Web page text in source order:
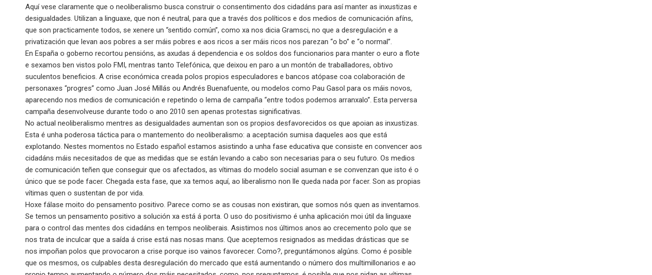
Aquí vese claramente que o neoliberalismo busca construir o consentimento dos cidadáns para así manter as inxustizas e
desigualdades. Utilizan a linguaxe, que non é neutral, para que a través dos políticos e dos medios de comunicación afíns,
que son practicamente todos, se xenere un “sentido común”, como xa nos dicia Gramsci, no que a desregulación e a
privatización que levan aos pobres a ser máis pobres e aos ricos a ser máis ricos nos parezan “o bo” e “o normal”.
En España o goberno recortou pensións, as axudas á dependencia e os soldos dos funcionarios para manter o euro a flote
e sexamos ben vistos polo FMI, mentras tanto Telefónica, que deixou en paro a un montón de traballadores, obtivo
suculentos beneficios. A crise económica creada polos propios especuladores e bancos atópase coa colaboración de
personaxes “progres” como Juan José Millás ou Andrés Buenafuente, ou modelos como Pau Gasol para os máis novos,
aparecendo nos medios de comunicación e repetindo o lema de campaña “entre todos podemos arranxalo”. Esta perversa
campaña desenvolveuse durante todo o ano 2010 sen apenas protestas significativas.
No actual neoliberalismo mentres as desigualdades aumentan son os propios desfavorecidos os que apoian as inxustizas.
Esta é unha poderosa táctica para o mantemento do neoliberalismo: a aceptación sumisa daqueles aos que está
explotando. Nestes momentos no Estado español estamos asistindo a unha fase educativa que consiste en convencer aos
cidadáns máis necesitados de que as medidas que se están levando a cabo son necesarias para o seu futuro. Os medios
de comunicación teñen que conseguir que os afectados, as vítimas do modelo social asuman e se convenzan que isto é o
único que se pode facer. Chegada esta fase, que xa temos aquí, ao liberalismo non lle queda nada por facer. Son as propias
vítimas quen o sustentan de por vida.
Hoxe fálase moito do pensamento positivo. Parece como se as cousas non existiran, que somos nós quen as inventamos.
Se temos un pensamento positivo a solución xa está á porta. O uso do positivismo é unha aplicación moi útil da linguaxe
para o control das mentes dos cidadáns en tempos neoliberais. Asistimos nos últimos anos ao crecemento polo que se
nos trata de inculcar que a saída á crise está nas nosas mans. Que aceptemos resignados as medidas drásticas que se
nos impoñan polos que provocaron a crise porque iso vainos favorecer. Como?, preguntámonos algúns. Como é posible
que os mesmos, os culpables desta desregulación do mercado que está aumentando o número dos multimillonarios e ao